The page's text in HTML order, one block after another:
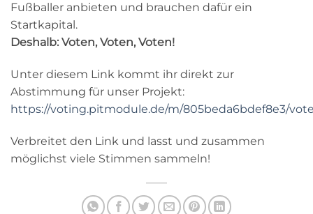
Fußballer anbieten und brauchen dafür ein
Startkapital.
Deshalb: Voten, Voten, Voten!
Unter diesem Link kommt ihr direkt zur
Abstimmung für unser Projekt:
https://voting.pitmodule.de/m/805beda6bdef8e3/
Verbreitet den Link und lasst und zusammen
möglichst viele Stimmen sammeln!